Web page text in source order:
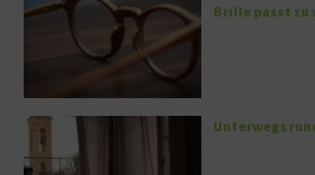
Brille passt zu
Unterwegs